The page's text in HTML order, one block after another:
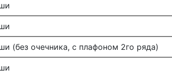
(без очечника, с плафоном 2го ряда)